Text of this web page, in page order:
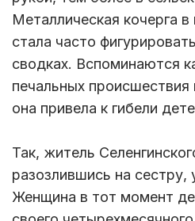
Металлическая кочерга
стала часто
сводках. Вспоминаются
печальных происшествия
она привела к гибели
Так, житель
разозлившись на сестру,
Женщина в тот момент